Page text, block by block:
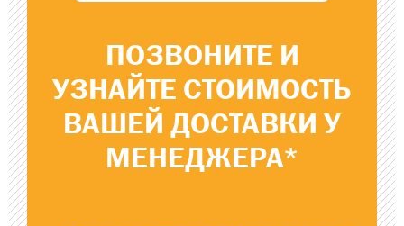
ПОЗВОНИТЕ И
УЗНАЙТЕ СТОИМОСТЬ
ВАШЕЙ ДОСТАВКИ У
МЕНЕДЖЕРА*